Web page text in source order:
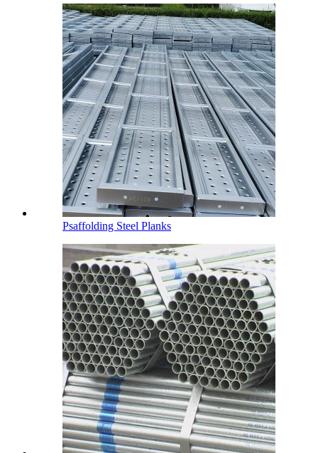
Psaffolding Steel Planks